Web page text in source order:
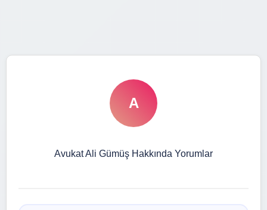
A
Avukat Ali Gümüş Hakkında Yorumlar